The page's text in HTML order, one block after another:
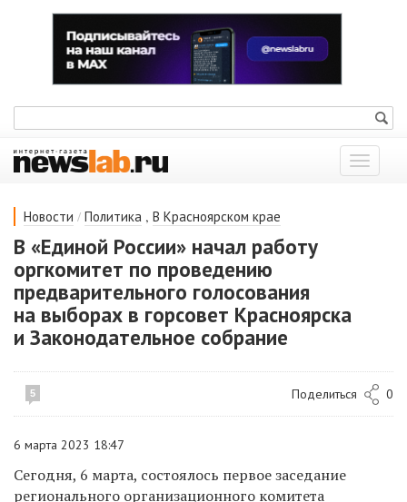
Показать
меню
Новости / Политика , В Красноярском крае
В «Единой России» начал работу
оргкомитет по проведению
предварительного голосования
на выборах в горсовет Красноярска
и Законодательное собрание
5 Поделиться 0
6 марта 2023 18:47
Сегодня, 6 марта, состоялось первое заседание
регионального организационного комитета